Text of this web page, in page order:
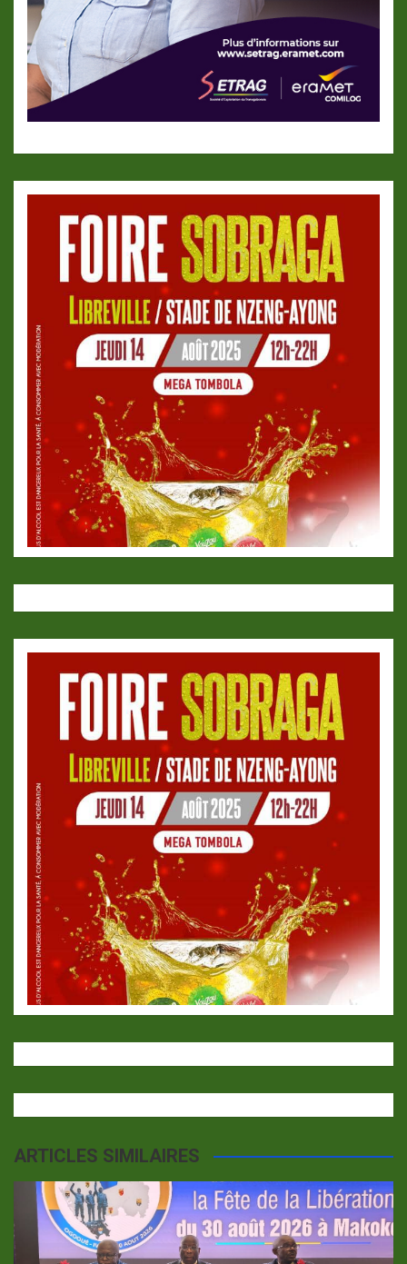
ARTICLES SIMILAIRES